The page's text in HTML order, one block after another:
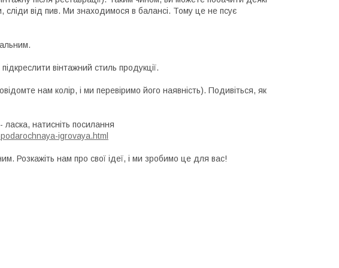
сліди від пив. Ми знаходимося в балансі. Тому це не псує
вінтажний стиль продукції.
нам колір, і ми перевіримо його наявність). Подивіться, як
натисніть посилання
igrovaya.html
Розкажіть нам про свої ідеї, і ми зробимо це для вас!